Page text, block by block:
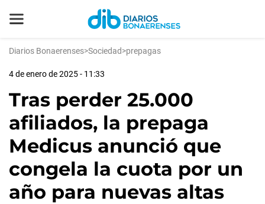
Diarios Bonaerenses>Sociedad>prepagas
4 de enero de 2025 - 11:33
Tras perder 25.000
afiliados, la prepaga
Medicus anunció que
congela la cuota por un
año para nuevas altas